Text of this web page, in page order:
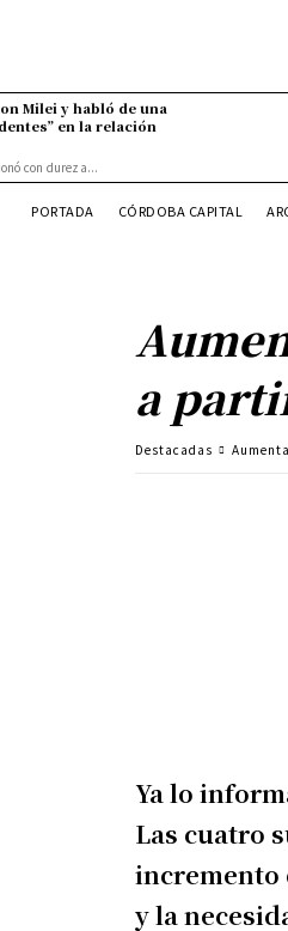
Milei y habló de una
en la relación
con dureza...
PORTADA CÓRDOBA CAPITAL
a
Destacadas
Ya lo
Las cuatro
incremento
y la